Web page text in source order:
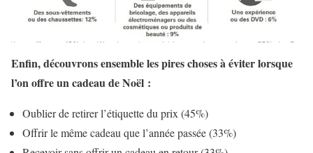
Enfin, découvrons ensemble les pires choses à éviter lorsque
l’on offre un cadeau de Noël :
Oublier de retirer l’étiquette du prix (45%)
Offrir le même cadeau que l’année passée (33%)